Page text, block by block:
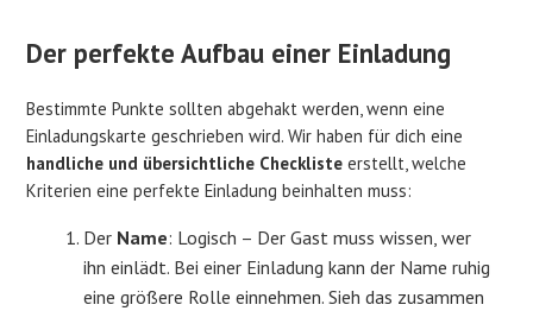
Der perfekte Aufbau einer Einladung
Bestimmte Punkte sollten abgehakt werden, wenn eine
Einladungskarte geschrieben wird. Wir haben für dich eine
handliche und übersichtliche Checkliste erstellt, welche
Kriterien eine perfekte Einladung beinhalten muss:
Der Name: Logisch – Der Gast muss wissen, wer
ihn einlädt. Bei einer Einladung kann der Name ruhig
eine größere Rolle einnehmen. Sieh das zusammen